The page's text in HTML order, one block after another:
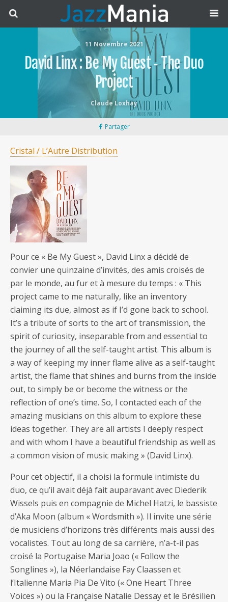
11 Novembre 2021
David Linx : Be My Guest ‐ The Duo
Project
Claude Loxhay
Partager
Cristal / L’Autre Distribution
Pour ce « Be My Guest », David Linx a décidé de
convier une quinzaine d’invités, des amis croisés de
par le monde, au fur et à mesure du temps : « This
project came to me naturally, like an inventory
claiming its due, almost as if I’d gone back to school.
It’s a tribute of sorts to the art of transmission, the
spirit of curiosity, inseparable from and essential to
the journey of all the self-taught artist. This album is
a way of keeping my inner flame alive as a self-taught
artist, the flame that shines and burns from the inside
out, to simply be or become the witness or the
reflection of one’s time. So, I contacted each of the
amazing musicians on this album to explore these
ideas together. They are all artists I deeply respect
and with whom I have a beautiful friendship as well as
a common vision of music making » (David Linx).
Pour cet objectif, il a choisi la formule intimiste du
duo, ce qu’il avait déjà fait auparavant avec Diederik
Wissels puis en compagnie de Michel Hatzi, le bassiste
d’Aka Moon (album « Wordsmith »). Il invite une série
de musiciens d’horizons très différents mais aussi des
vocalistes. Tout au long de sa carrière, n’a-t-il pas
croisé la Portugaise Maria Joao (« Follow the
Songlines »), la Néerlandaise Fay Claassen et
l’Italienne Maria Pia De Vito (« One Heart Three
Voices ») ou la Française Natalie Dessay et le Brésilien